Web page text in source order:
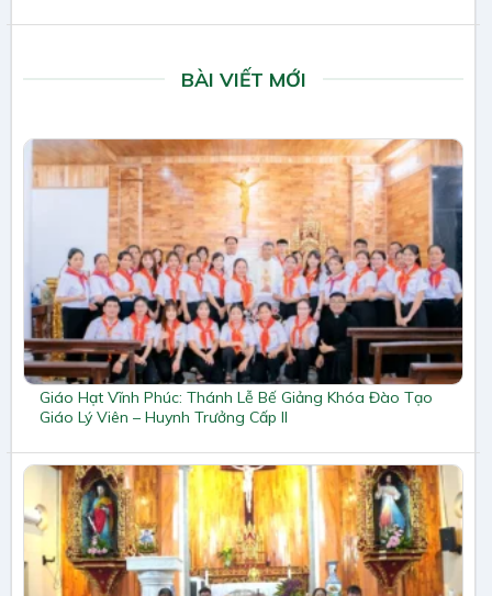
BÀI VIẾT MỚI
Giáo Hạt Vĩnh Phúc: Thánh Lễ Bế Giảng Khóa Đào Tạo
Giáo Lý Viên – Huynh Trưởng Cấp II